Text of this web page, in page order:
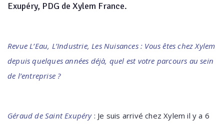
Exupéry, PDG de Xylem France.
Revue L’Eau, L’Industrie, Les Nuisances : Vous êtes chez Xylem
depuis quelques années déjà, quel est votre parcours au sein
de l’entreprise ?
Géraud de Saint Exupéry: Je suis arrivé chez Xylem il y a 6